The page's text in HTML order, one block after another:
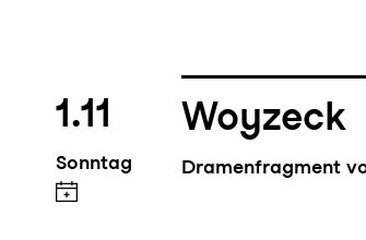
1.11
Sonntag
Woyzeck
Dramenfragment